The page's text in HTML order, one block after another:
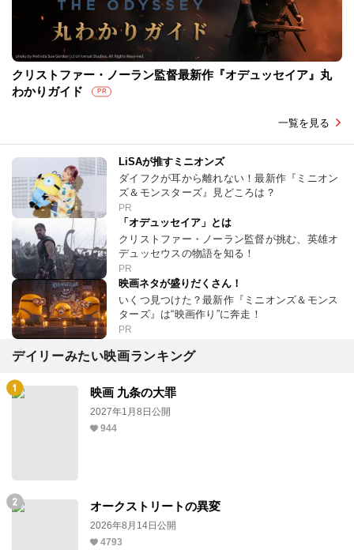
クリストファー・ノーラン監督最新作『オデュッセイア』丸
わかりガイド
PR
一覧を見る
LiSAが推すミニオンズ
ダイフクが耳から離れない！最新作『ミニオン
ズ＆モンスターズ』見どころは？
PR
「オデュッセイア」とは
クリストファー・ノーラン監督が挑む、英雄オ
デュッセウスの物語を知る！
PR
映画ネタが盛りだくさん！
いくつ見つけた？最新作『ミニオンズ＆モンス
ターズ』は“映画作り”に奔走！
PR
デイリーみたい映画ランキング
映画 九条の大罪
2027年1月8日公開
944
オークストリートの異変
2026年8月14日公開
4793